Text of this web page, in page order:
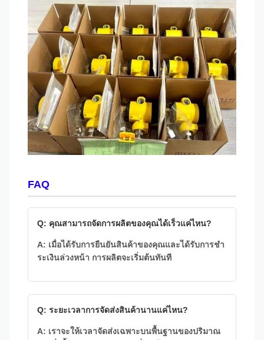
FAQ
Q: คุณสามารถจัดการผลิตของคุณได้เร็วแค่ไหน?
A: เมื่อได้รับการยืนยันสินค้าของคุณและได้รับการชํา
ระเงินล่วงหน้า การผลิตจะเริ่มต้นทันที
Q: ระยะเวลาการจัดส่งสินค้านานแค่ไหน?
A: เราจะให้เวลาจัดส่งเฉพาะบนพื้นฐานของปริมาณ